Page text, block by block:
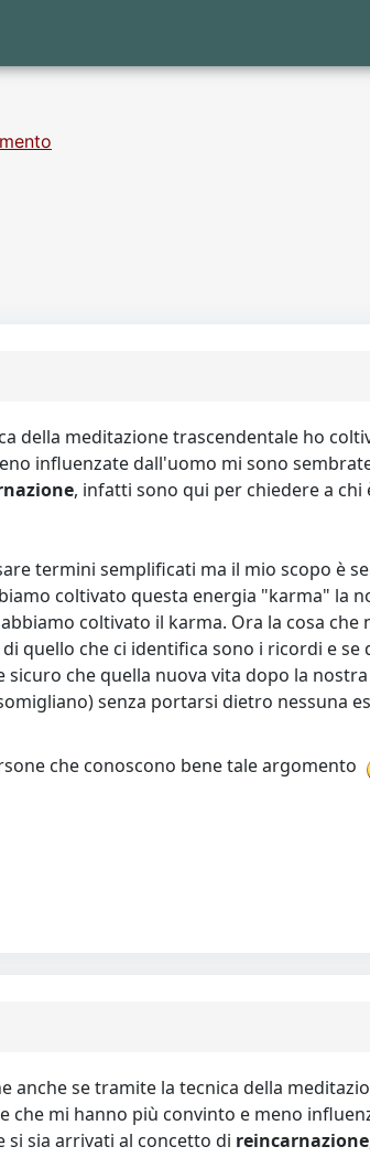
della meditazione trascendentale ho
influenzate dall'uomo mi sono
, infatti sono qui per chiedere a
termini semplificati ma il mio scopo è
coltivato questa energia "karma" la
coltivato il karma. Ora la cosa che
che ci identifica sono i ricordi e se
che quella nuova vita dopo la
senza portarsi dietro nessuna
che conoscono bene tale argomento
se tramite la tecnica della
mi hanno più convinto e meno
si sia arrivati al concetto di reincarnazione